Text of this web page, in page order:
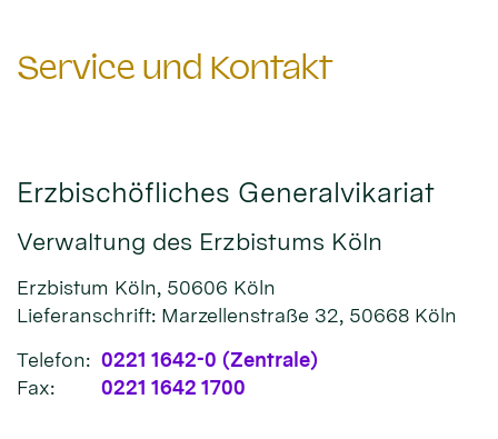
Service und Kontakt
Erzbischöfliches Generalvikariat
Verwaltung des Erzbistums Köln
Erzbistum Köln, 50606 Köln
Lieferanschrift: Marzellenstraße 32, 50668 Köln
Telefon: 0221 1642-0 (Zentrale)
Fax:
0221 1642 1700